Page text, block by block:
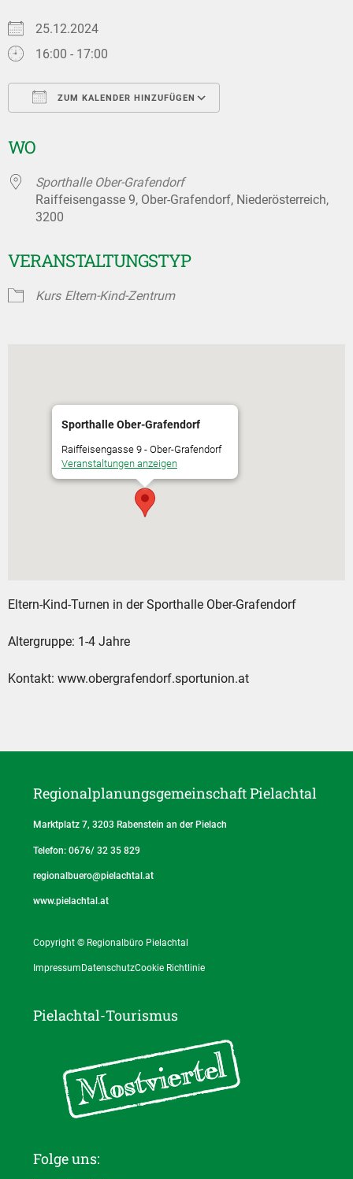
25.12.2024
16:00 - 17:00
ZUM KALENDER HINZUFÜGEN
WO
Sporthalle Ober-Grafendorf
Raiffeisengasse 9, Ober-Grafendorf, Niederösterreich,
3200
VERANSTALTUNGSTYP
Kurs Eltern-Kind-Zentrum
Sporthalle Ober-Grafendorf
Raiffeisengasse 9 - Ober-Grafendorf
Veranstaltungen anzeigen
Eltern-Kind-Turnen in der Sporthalle Ober-Grafendorf
Altergruppe: 1-4 Jahre
Kontakt: www.obergrafendorf.sportunion.at
Regionalplanungs­gemeinschaft Pielachtal
Marktplatz 7, 3203 Rabenstein an der Pielach
Telefon: 0676/ 32 35 829
regionalbuero@pielachtal.at
www.pielachtal.at
Copyright © Regionalbüro Pielachtal
Impressum DatenschutzCookie Richtlinie
Pielachtal-Tourismus
Folge uns: